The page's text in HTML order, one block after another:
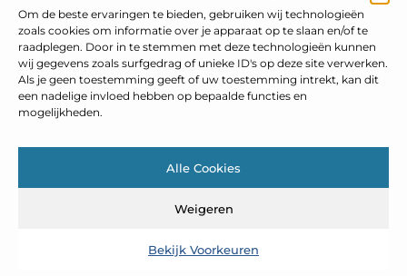
Om de beste ervaringen te bieden, gebruiken wij technologieën
zoals cookies om informatie over je apparaat op te slaan en/of te
raadplegen. Door in te stemmen met deze technologieën kunnen
wij gegevens zoals surfgedrag of unieke ID's op deze site verwerken.
Als je geen toestemming geeft of uw toestemming intrekt, kan dit
een nadelige invloed hebben op bepaalde functies en
mogelijkheden.
Alle Cookies
Weigeren
Bekijk Voorkeuren
Ontdek een brede verzameling blogs en artikelen die je helpen
om het meeste uit elke dag te halen, met praktische adviezen
en verrassende inzichten.
Bericht categorie
@2025 www.heelnederlands.nl. All Right Reserved.